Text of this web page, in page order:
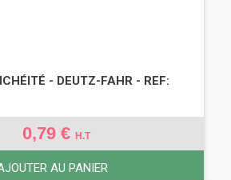
- DEUTZ-FAHR - REF:
0,79 € H.T
AU PANIER